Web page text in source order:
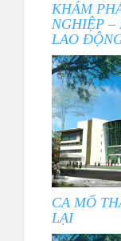
KHÁM
NGHIỆP –
LAO
CA MỔ
LẠI